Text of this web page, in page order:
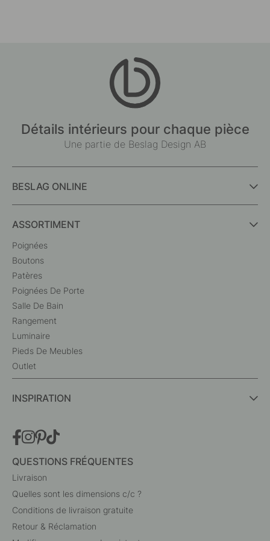
Détails intérieurs pour chaque pièce
Une partie de Beslag Design AB
BESLAG ONLINE
ASSORTIMENT
Poignées
Boutons
Patères
Poignées De Porte
Salle De Bain
Rangement
Luminaire
Pieds De Meubles
Outlet
INSPIRATION
QUESTIONS FRÉQUENTES
Livraison
Quelles sont les dimensions c/c ?
Conditions de livraison gratuite
Retour & Réclamation